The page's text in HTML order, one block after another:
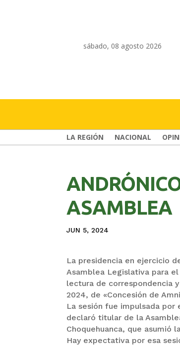
sábado, 08 agosto 2026
LA REGIÓN NACIONAL
ASAMBLEA
JUN 5, 2024
La presidencia en ejercicio
Asamblea Legislativa para
lectura de correspondencia
2024, de «Concesión de
La sesión fue impulsada por
declaró titular de la
Choquehuanca, que asumió
Hay expectativa por esa